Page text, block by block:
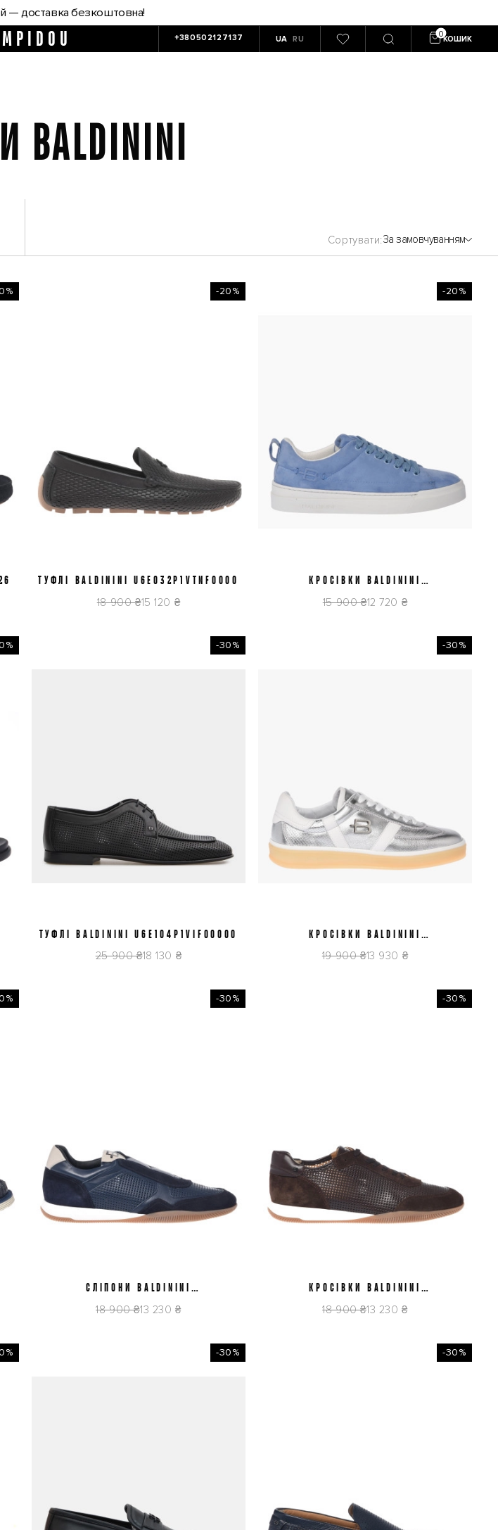
— доставка безкоштовна!
+380502127137 UA RU КОШИК
BALDININI
Сортувати За замовчуванням
-20%
4445
ТУФЛІ BALDININI U6E032P1VTNF0000
18 900 ₴15 120 ₴
-20%
38,5
КРОСІВКИ BALDININI
15 900 ₴12 720 ₴
-30%
41 4244
ТУФЛІ BALDININI U6E104P1VIFO0000
25 900 ₴18 130 ₴
-30%
38
КРОСІВКИ BALDININI
19 900 ₴13 930 ₴
-30%
41 42 43 44 45
СЛІПОНИ BALDININI
18 900 ₴13 230 ₴
-30%
41 44
КРОСІВКИ BALDININI
18 900 ₴13 230 ₴
-30% -30%